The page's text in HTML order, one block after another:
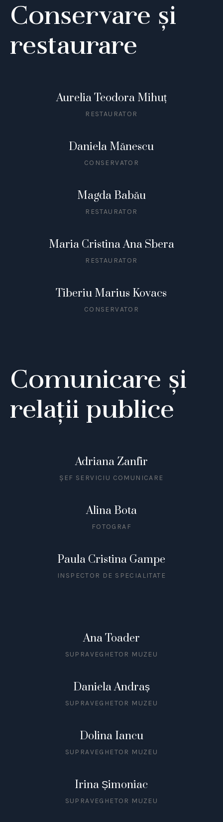
Conservare și
restaurare
Aurelia Teodora Mihuț
RESTAURATOR
Daniela Mănescu
CONSERVATOR
Magda Babău
RESTAURATOR
Maria Cristina Ana Sbera
RESTAURATOR
Tiberiu Marius Kovacs
CONSERVATOR
Comunicare și
relații publice
Adriana Zanfir
ȘEF SERVICIU COMUNICARE
Alina Bota
FOTOGRAF
Paula Cristina Gampe
INSPECTOR DE SPECIALITATE
Ana Toader
SUPRAVEGHETOR MUZEU
Daniela Andraș
SUPRAVEGHETOR MUZEU
Dolina Iancu
SUPRAVEGHETOR MUZEU
Irina Șimoniac
SUPRAVEGHETOR MUZEU